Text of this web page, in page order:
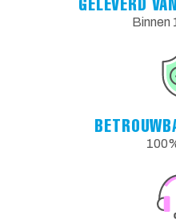
Binnen